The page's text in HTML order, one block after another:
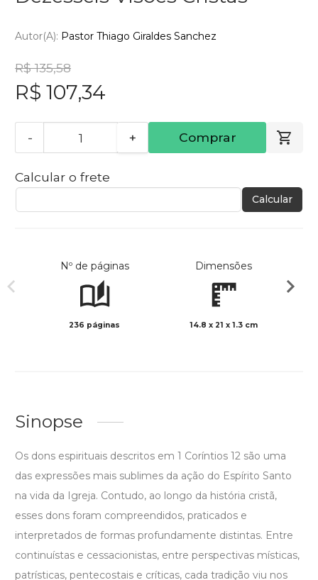
Autor(a): Pastor Thiago Giraldes Sanchez
R$ 135,58
R$ 107,34
- + Comprar
Calcular o frete
Calcular
Nº de páginas
236 páginas
Dimensões
14.8 x 21 x 1.3 cm
Sinopse
Os dons espirituais descritos em 1 Coríntios 12 são uma
das expressões mais sublimes da ação do Espírito Santo
na vida da Igreja. Contudo, ao longo da história cristã,
esses dons foram compreendidos, praticados e
interpretados de formas profundamente distintas. Entre
continuístas e cessacionistas, entre perspectivas místicas,
patrísticas, pentecostais e críticas, cada tradição viu nos